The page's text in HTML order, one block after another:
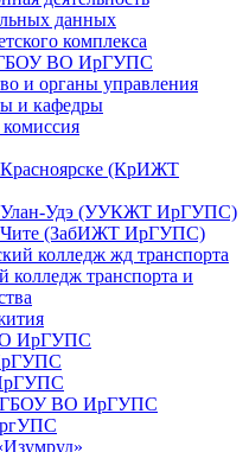
данных
комплекса
ВО ИрГУПС
и органы управления
и кафедры
(КрИЖТ
Улан-Удэ (УУКЖТ ИрГУПС)
(ЗабИЖТ ИрГУПС)
колледж жд транспорта
колледж транспорта и
ИрГУПС
ВО ИрГУПС